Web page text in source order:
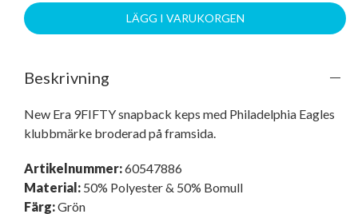
LÄGG I VARUKORGEN
Beskrivning
New Era 9FIFTY snapback keps med Philadelphia Eagles
klubbmärke broderad på framsida.
Artikelnummer:60547886
Material: 50% Polyester & 50% Bomull
Färg:Grön